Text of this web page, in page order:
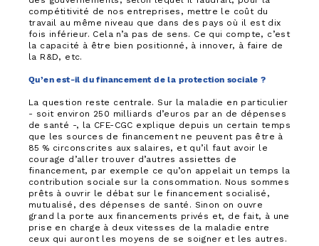
compétitivité de nos entreprises, mettre le coût du
travail au même niveau que dans des pays où il est dix
fois inférieur. Cela n’a pas de sens. Ce qui compte, c’est
la capacité à être bien positionné, à innover, à faire de
la R&D, etc.
Qu’en est-il du financement de la protection sociale ?
La question reste centrale. Sur la maladie en particulier
- soit environ 250 milliards d’euros par an de dépenses
de santé -, la CFE-CGC explique depuis un certain temps
que les sources de financement ne peuvent pas être à
85 % circonscrites aux salaires, et qu’il faut avoir le
courage d’aller trouver d’autres assiettes de
financement, par exemple ce qu’on appelait un temps la
contribution sociale sur la consommation. Nous sommes
prêts à ouvrir le débat sur le financement socialisé,
mutualisé, des dépenses de santé. Sinon on ouvre
grand la porte aux financements privés et, de fait, à une
prise en charge à deux vitesses de la maladie entre
ceux qui auront les moyens de se soigner et les autres.